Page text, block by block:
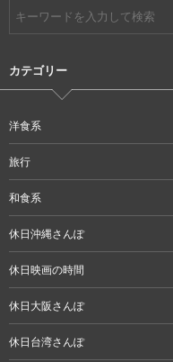
カテゴリー
洋食系
旅行
和食系
休日沖縄さんぽ
休日映画の時間
休日大阪さんぽ
休日台湾さんぽ